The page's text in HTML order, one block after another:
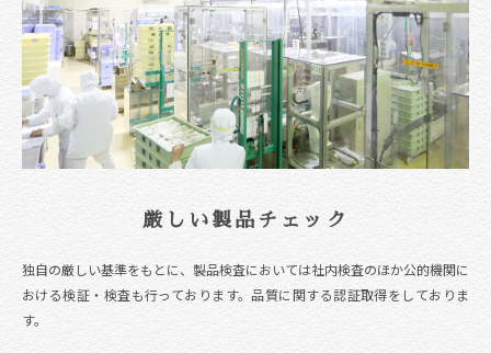
厳しい製品チェック
独自の厳しい基準をもとに、製品検査においては社内検査のほか公的機関に
おける検証・検査も行っております。品質に関する認証取得をしておりま
す。